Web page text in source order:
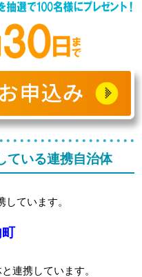
ている連携自治体
ています。
連携しています。